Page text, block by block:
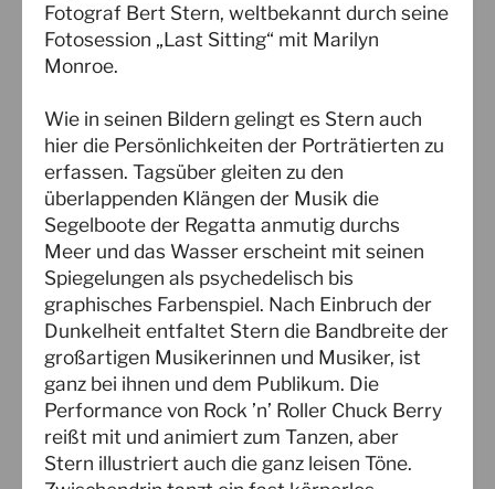
Fotograf Bert Stern, weltbekannt durch seine
Fotosession „Last Sitting“ mit Marilyn
Monroe.
Wie in seinen Bildern gelingt es Stern auch
hier die Persönlichkeiten der Porträtierten zu
erfassen. Tagsüber gleiten zu den
überlappenden Klängen der Musik die
Segelboote der Regatta anmutig durchs
Meer und das Wasser erscheint mit seinen
Spiegelungen als psychedelisch bis
graphisches Farbenspiel. Nach Einbruch der
Dunkelheit entfaltet Stern die Bandbreite der
großartigen Musikerinnen und Musiker, ist
ganz bei ihnen und dem Publikum. Die
Performance von Rock ’n’ Roller Chuck Berry
reißt mit und animiert zum Tanzen, aber
Stern illustriert auch die ganz leisen Töne.